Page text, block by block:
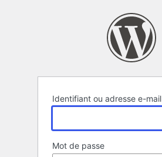
Identifiant ou adresse e-mail
Mot de passe